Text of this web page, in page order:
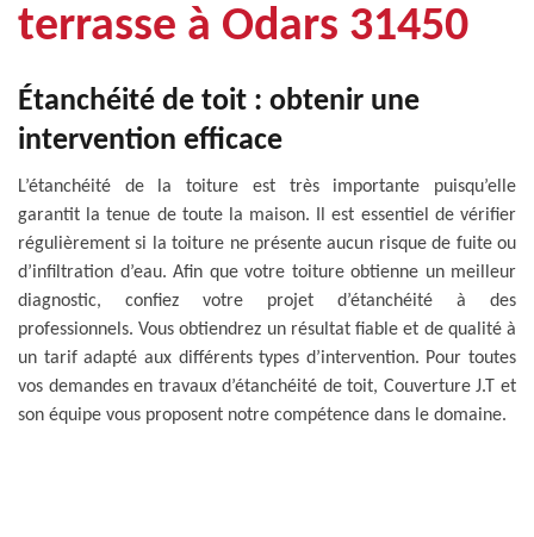
terrasse à Odars 31450
Étanchéité de toit : obtenir une
intervention efficace
L’étanchéité de la toiture est très importante puisqu’elle
garantit la tenue de toute la maison. Il est essentiel de vérifier
régulièrement si la toiture ne présente aucun risque de fuite ou
d’infiltration d’eau. Afin que votre toiture obtienne un meilleur
diagnostic, confiez votre projet d’étanchéité à des
professionnels. Vous obtiendrez un résultat fiable et de qualité à
un tarif adapté aux différents types d’intervention. Pour toutes
vos demandes en travaux d’étanchéité de toit, Couverture J.T et
son équipe vous proposent notre compétence dans le domaine.